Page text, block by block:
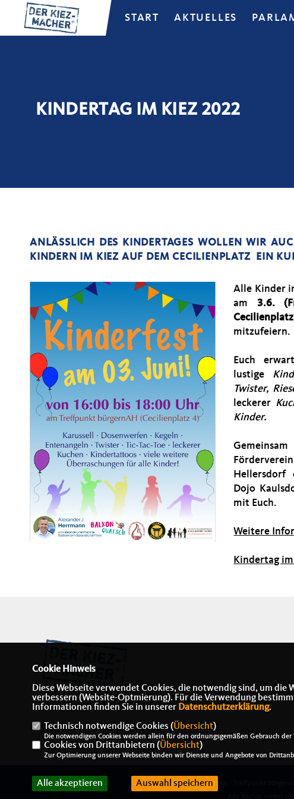
START AKTUELLES
KINDERTAG IM KIEZ 2022
ANLÄSSLICH DES KINDERTAGES WOLLEN WIR
KINDERN IM KIEZ AUF DEM CECILIENPLATZ EIN
Alle Kinder
am 3.6.
Cecilienplatz
mitzufeiern.
Euch
lustige
Twister,
leckerer
Kinder.
Hellersdorf
Dojo
mit Euch.
Weitere
Kindertag
IMPRESSUM DATENSCHUTZ KONTAKT
@2026 Alexander J. Herrmann - Treffpunkt
Cookie Hinweis
Diese Webseite verwendet Cookies, die notwendig sind, um
verbessern (Website-Optmierung). Für die Verwendung
Informationen finden Sie in unserer Datenschutzerklärung.
Technisch notwendige Cookies (Übersicht)
Die notwendigen Cookies werden allein für den ordnungsgemäßen Gebrauch der
Cookies von Drittanbietern (Übersicht)
Zur Optimierung unserer Webseite binden wir Dienste und Angebote von
Alle akzeptieren Auswahl speichern